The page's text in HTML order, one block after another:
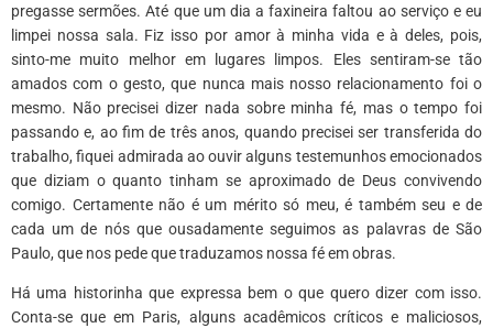
pregasse sermões. Até que um dia a faxineira faltou ao serviço e eu
limpei nossa sala. Fiz isso por amor à minha vida e à deles, pois,
sinto-me muito melhor em lugares limpos. Eles sentiram-se tão
amados com o gesto, que nunca mais nosso relacionamento foi o
mesmo. Não precisei dizer nada sobre minha fé, mas o tempo foi
passando e, ao fim de três anos, quando precisei ser transferida do
trabalho, fiquei admirada ao ouvir alguns testemunhos emocionados
que diziam o quanto tinham se aproximado de Deus convivendo
comigo. Certamente não é um mérito só meu, é também seu e de
cada um de nós que ousadamente seguimos as palavras de São
Paulo, que nos pede que traduzamos nossa fé em obras.
Há uma historinha que expressa bem o que quero dizer com isso.
Conta-se que em Paris, alguns acadêmicos críticos e maliciosos,